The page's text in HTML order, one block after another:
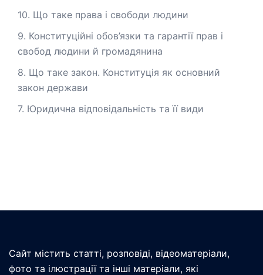
10. Що таке права і свободи людини
9. Конституційні обов’язки та гарантії прав і
свобод людини й громадянина
8. Що таке закон. Конституція як основний
закон держави
7. Юридична відповідальність та її види
Сайт містить статті, розповіді, відеоматеріали,
фото та ілюстрації та інші матеріали, які